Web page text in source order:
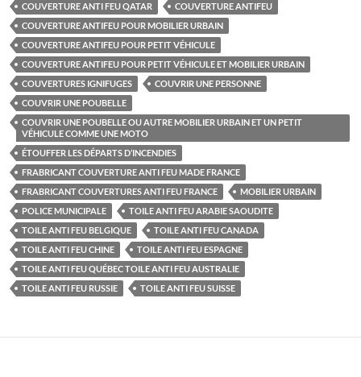
COUVERTURE ANTI FEU QATAR
COUVERTURE ANTIFEU
COUVERTURE ANTIFEU POUR MOBILIER URBAIN
COUVERTURE ANTIFEU POUR PETIT VÉHICULE
COUVERTURE ANTIFEU POUR PETIT VÉHICULE ET MOBILIER URBAIN
COUVERTURES IGNIFUGES
COUVRIR UNE PERSONNE
COUVRIR UNE POUBELLE
COUVRIR UNE POUBELLE OU AUTRE MOBILIER URBAIN ET UN PETIT
VÉHICULE COMME UNE MOTO
ÉTOUFFER LES DÉPARTS D’INCENDIES
FRABRICANT COUVERTURE ANTI FEU MADE FRANCE
FRABRICANT COUVERTURES ANTI FEU FRANCE
MOBILIER URBAIN
POLICE MUNICIPALE
TOILE ANTI FEU ARABIE SAOUDITE
TOILE ANTI FEU BELGIQUE
TOILE ANTI FEU CANADA
TOILE ANTI FEU CHINE
TOILE ANTI FEU ESPAGNE
TOILE ANTI FEU QUÉBEC TOILE ANTI FEU AUSTRALIE
TOILE ANTI FEU RUSSIE
TOILE ANTI FEU SUISSE